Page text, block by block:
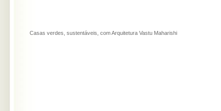
Casas verdes, sustentáveis, com Arquitetura Vastu Maharishi